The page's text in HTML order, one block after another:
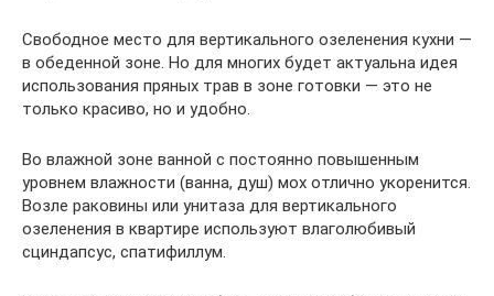
Свободное место для вертикального озеленения кухни —
в обеденной зоне. Но для многих будет актуальна идея
использования пряных трав в зоне готовки — это не
только красиво, но и удобно.
Во влажной зоне ванной с постоянно повышенным
уровнем влажности (ванна, душ) мох отлично укоренится.
Возле раковины или унитаза для вертикального
озеленения в квартире используют влаголюбивый
сциндапсус, спатифиллум.